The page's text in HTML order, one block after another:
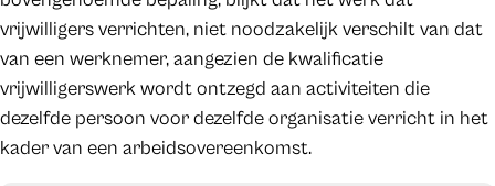
vrijwilligers verrichten, niet noodzakelijk verschilt van dat
van een werknemer, aangezien de kwalificatie
vrijwilligerswerk wordt ontzegd aan activiteiten die
dezelfde persoon voor dezelfde organisatie verricht in het
kader van een arbeidsovereenkomst.